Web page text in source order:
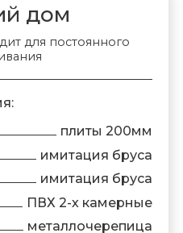
дом
для постоянного
плиты 200мм
имитация бруса
имитация бруса
ПВХ 2-х камерные
металлочерепица